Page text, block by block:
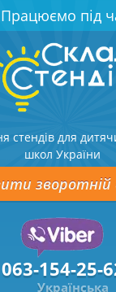
Працюємо під
стендів для
школ України
зворотній
063-154-25-
Українська